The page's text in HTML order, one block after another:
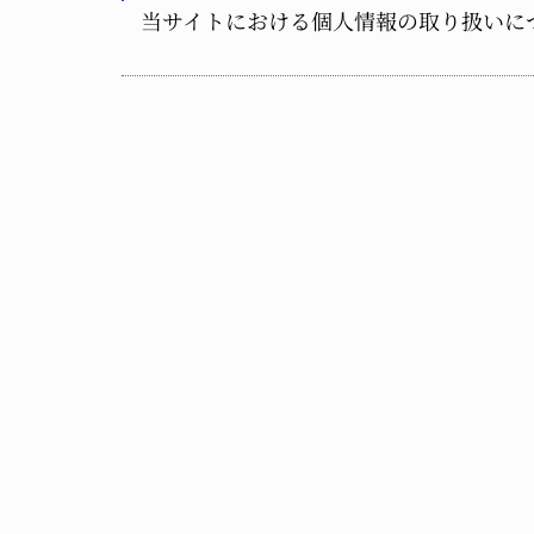
当サイトにおける個人情報の取り扱いに